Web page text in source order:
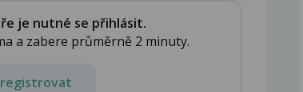
je nutné se přihlásit.
a zabere průměrně 2 minuty.